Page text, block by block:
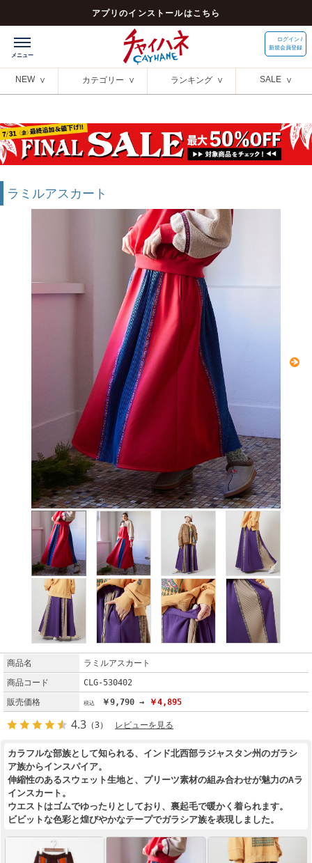
アプリのインストールはこちら
ログイン /
新規会員登録
NEW カテゴリー ランキング SALE
ラミルアスカート
商品名
ラミルアスカート
商品コード
CLG-530402
販売価格
￥9,790 → ￥4,895
4.3 （3） レビューを見る
カラフルな部族として知られる、インド北西部ラジャスタン州のガラシ
ア族からインスパイア。
伸縮性のあるスウェット生地と、プリーツ素材の組み合わせが魅力のAラ
インスカート。
ウエストはゴムでゆったりとしており、裏起毛で暖かく着られます。
ビビットな色彩と煌びやかなテープでガラシア族を表現しました。